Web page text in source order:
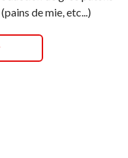
de mie, etc...)